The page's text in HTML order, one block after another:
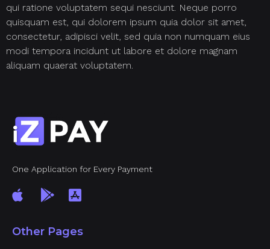
qui ratione voluptatem sequi nesciunt. Neque porro
quisquam est, qui dolorem ipsum quia dolor sit amet,
consectetur, adipisci velit, sed quia non numquam eius
modi tempora incidunt ut labore et dolore magnam
aliquam quaerat voluptatem.
One Application for Every Payment
Other Pages